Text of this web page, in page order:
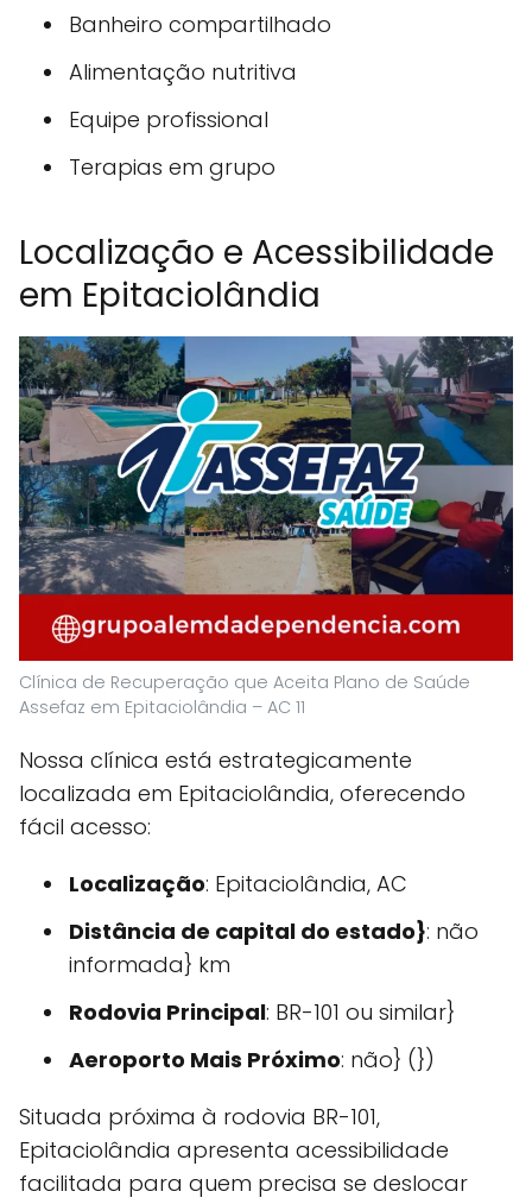
Banheiro compartilhado
Alimentação nutritiva
Equipe profissional
Terapias em grupo
Localização e Acessibilidade
em Epitaciolândia
Clínica de Recuperação que Aceita Plano de Saúde
Assefaz em Epitaciolândia – AC 11
Nossa clínica está estrategicamente
localizada em Epitaciolândia, oferecendo
fácil acesso:
Localização: Epitaciolândia, AC
Distância de capital do estado}: não
informada} km
Rodovia Principal: BR-101 ou similar}
Aeroporto Mais Próximo: não} (})
Situada próxima à rodovia BR-101,
Epitaciolândia apresenta acessibilidade
facilitada para quem precisa se deslocar